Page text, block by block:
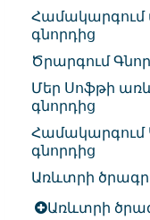
գնորդից
Ծրարգում
Մեր Սոֆթի
գնորդից
գնորդից
Առևտրի
Առևտրի